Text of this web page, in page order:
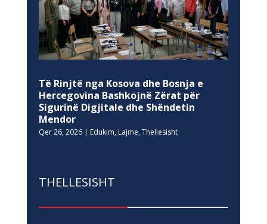
Të Rinjtë nga Kosova dhe Bosnja e
Hercegovina Bashkojnë Zërat për
Sigurinë Digjitale dhe Shëndetin
Mendor
Qer 26, 2026| Edukim, Lajme, Thellesisht
THELLESISHT